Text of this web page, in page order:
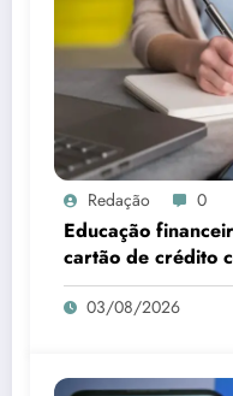
Redação 0
Educação
cartão de crédito
03/08/2026